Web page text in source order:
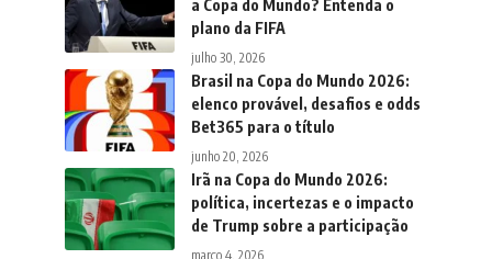
a Copa do Mundo? Entenda o
plano da FIFA
julho 30, 2026
Brasil na Copa do Mundo 2026:
elenco provável, desafios e odds
Bet365 para o título
junho 20, 2026
Irã na Copa do Mundo 2026:
política, incertezas e o impacto
de Trump sobre a participação
março 4, 2026